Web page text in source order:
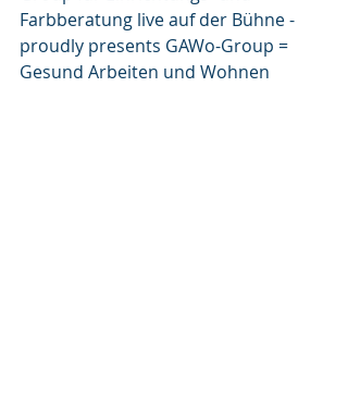
Farbberatung live auf der Bühne -
proudly presents GAWo-Group =
Gesund Arbeiten und Wohnen